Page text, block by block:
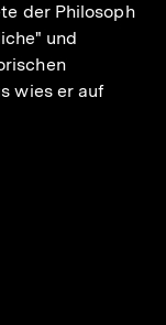
der Philosoph
und
wies er auf